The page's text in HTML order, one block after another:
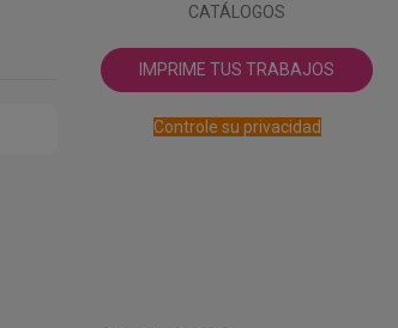
CATÁLOGOS
IMPRIME TUS TRABAJOS
Controle su privacidad